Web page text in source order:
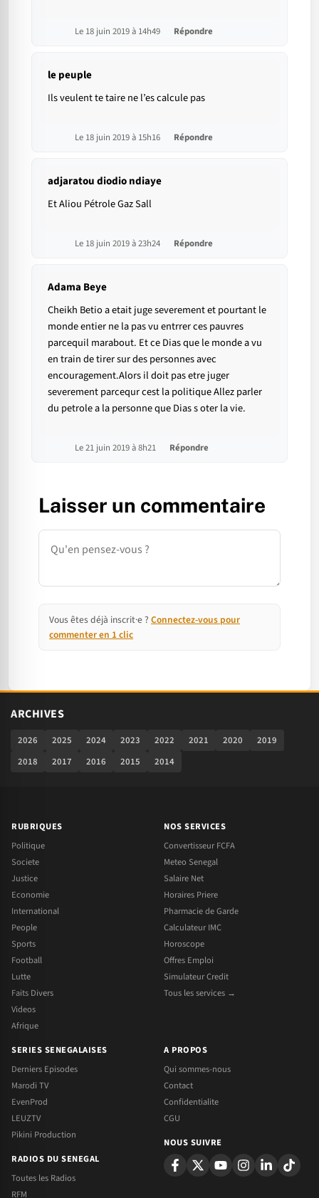
Le 18 juin 2019 à 14h49 Répondre
le peuple
Ils veulent te taire ne l’es calcule pas
Le 18 juin 2019 à 15h16 Répondre
adjaratou diodio ndiaye
Et Aliou Pétrole Gaz Sall
Le 18 juin 2019 à 23h24 Répondre
Adama Beye
Cheikh Betio a etait juge severement et pourtant le
monde entier ne la pas vu entrrer ces pauvres
parcequil marabout. Et ce Dias que le monde a vu
en train de tirer sur des personnes avec
encouragement.Alors il doit pas etre juger
severement parcequr cest la politique Allez parler
du petrole a la personne que Dias s oter la vie.
Le 21 juin 2019 à 8h21 Répondre
Laisser un commentaire
Commentaire
Vous êtes déjà inscrit·e ? Connectez-vous pour
commenter en 1 clic
ARCHIVES
2026 2025 2024 2023 2022 2021 2020
2019
2018
2017 2016 2015 2014
RUBRIQUES
Politique
Societe
Justice
Economie
International
People
Sports
Football
Lutte
Faits Divers
Videos
Afrique
NOS SERVICES
Convertisseur FCFA
Meteo Senegal
Salaire Net
Horaires Priere
Pharmacie de Garde
Calculateur IMC
Horoscope
Offres Emploi
Simulateur Credit
Tous les services →
SERIES SENEGALAISES
Derniers Episodes
Marodi TV
EvenProd
LEUZTV
Pikini Production
RADIOS DU SENEGAL
Toutes les Radios
RFM
A PROPOS
Qui sommes-nous
Contact
Confidentialite
CGU
NOUS SUIVRE